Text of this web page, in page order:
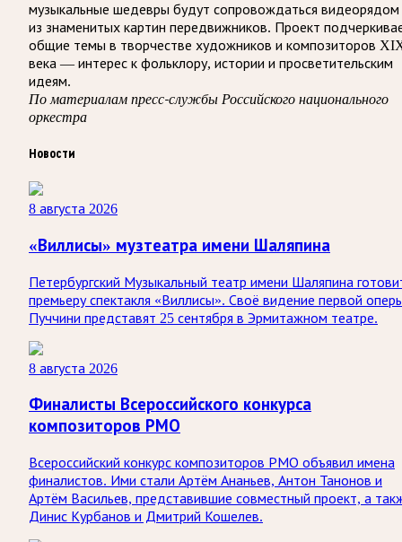
музыкальные шедевры будут сопровождаться видеорядом
из знаменитых картин передвижников. Проект
общие темы в творчестве художников и композиторов
века — интерес к фольклору, истории и просветительским
идеям.
По материалам пресс-службы Российского национального
оркестра
Новости
8 августа 2026
«Виллисы» музтеатра имени Шаляпина
Петербургский Музыкальный театр имени Шаляпина
премьеру спектакля «Виллисы». Своё видение первой
Пуччини представят 25 сентября в Эрмитажном театре.
8 августа 2026
Финалисты Всероссийского конкурса
композиторов РМО
Всероссийский конкурс композиторов РМО объявил имена
финалистов. Ими стали Артём Ананьев, Антон Танонов и
Артём Васильев, представившие совместный проект, а
Динис Курбанов и Дмитрий Кошелев.